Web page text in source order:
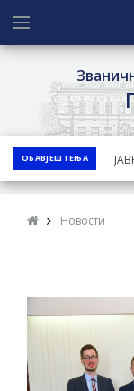
ОБАВЈЕШТЕЊА
Новости